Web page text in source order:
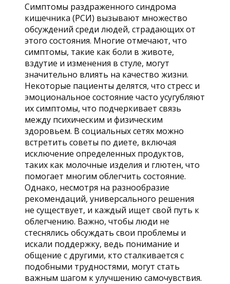
Симптомы раздраженного синдрома
кишечника (РСИ) вызывают множество
обсуждений среди людей, страдающих от
этого состояния. Многие отмечают, что
симптомы, такие как боли в животе,
вздутие и изменения в стуле, могут
значительно влиять на качество жизни.
Некоторые пациенты делятся, что стресс и
эмоциональное состояние часто усугубляют
их симптомы, что подчеркивает связь
между психическим и физическим
здоровьем. В социальных сетях можно
встретить советы по диете, включая
исключение определенных продуктов,
таких как молочные изделия и глютен, что
помогает многим облегчить состояние.
Однако, несмотря на разнообразие
рекомендаций, универсального решения
не существует, и каждый ищет свой путь к
облегчению. Важно, чтобы люди не
стеснялись обсуждать свои проблемы и
искали поддержку, ведь понимание и
общение с другими, кто сталкивается с
подобными трудностями, могут стать
важным шагом к улучшению самочувствия.